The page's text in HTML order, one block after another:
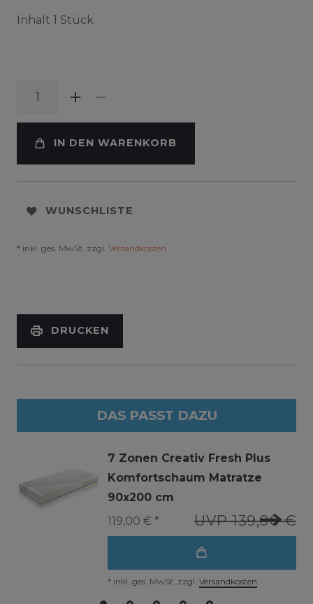
Inhalt 1 Stück
IN DEN WARENKORB
WUNSCHLISTE
* inkl. ges. MwSt. zzgl. Versandkosten
DRUCKEN
DAS PASST DAZU
7 Zonen Creativ Fresh Plus
Komfortschaum Matratze
90x200 cm
UVP 139,00 €
119,00 € *
* inkl. ges. MwSt. zzgl. Versandkosten